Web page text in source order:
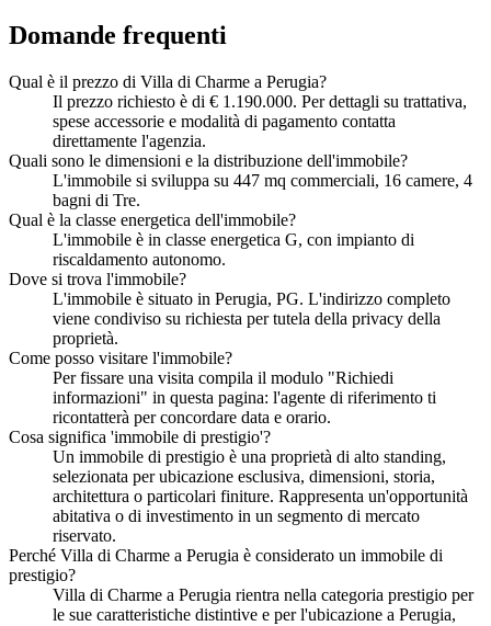
Domande frequenti
Qual è il prezzo di Villa di Charme a Perugia?
Il prezzo richiesto è di € 1.190.000. Per dettagli su trattativa,
spese accessorie e modalità di pagamento contatta
direttamente l'agenzia.
Quali sono le dimensioni e la distribuzione dell'immobile?
L'immobile si sviluppa su 447 mq commerciali, 16 camere, 4
bagni di Tre.
Qual è la classe energetica dell'immobile?
L'immobile è in classe energetica G, con impianto di
riscaldamento autonomo.
Dove si trova l'immobile?
L'immobile è situato in Perugia, PG. L'indirizzo completo
viene condiviso su richiesta per tutela della privacy della
proprietà.
Come posso visitare l'immobile?
Per fissare una visita compila il modulo "Richiedi
informazioni" in questa pagina: l'agente di riferimento ti
ricontatterà per concordare data e orario.
Cosa significa 'immobile di prestigio'?
Un immobile di prestigio è una proprietà di alto standing,
selezionata per ubicazione esclusiva, dimensioni, storia,
architettura o particolari finiture. Rappresenta un'opportunità
abitativa o di investimento in un segmento di mercato
riservato.
Perché Villa di Charme a Perugia è considerato un immobile di
prestigio?
Villa di Charme a Perugia rientra nella categoria prestigio per
le sue caratteristiche distintive e per l'ubicazione a Perugia,